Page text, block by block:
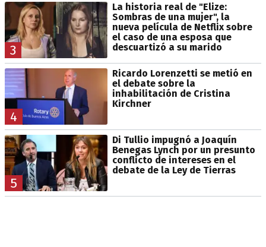
3
La historia real de "Elize:
Sombras de una mujer", la
nueva película de Netflix sobre
el caso de una esposa que
descuartizó a su marido
4
Ricardo Lorenzetti se metió en
el debate sobre la
inhabilitación de Cristina
Kirchner
5
Di Tullio impugnó a Joaquín
Benegas Lynch por un presunto
conflicto de intereses en el
debate de la Ley de Tierras